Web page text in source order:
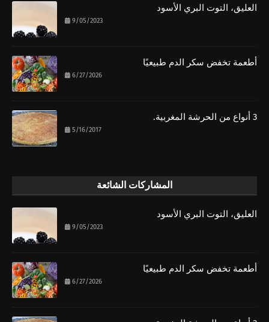
العليق، التوت البري الأسود
9/05/2023
أطعمة تخفض سكر الدم طبيعيًا
6/27/2026
3 أنواع من الحرشة المغربية.
5/16/2017
المشاركات الشائعة
العليق، التوت البري الأسود
9/05/2023
أطعمة تخفض سكر الدم طبيعيًا
6/27/2026